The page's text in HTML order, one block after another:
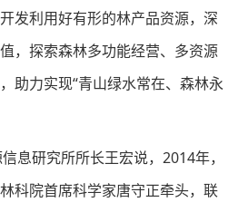
发利用好有形的林产品资源，深
，探索森林多功能经营、多资源
助力实现“青山绿水常在、森林永
研究所所长王宏说，2014年，
科院首席科学家唐守正牵头，联